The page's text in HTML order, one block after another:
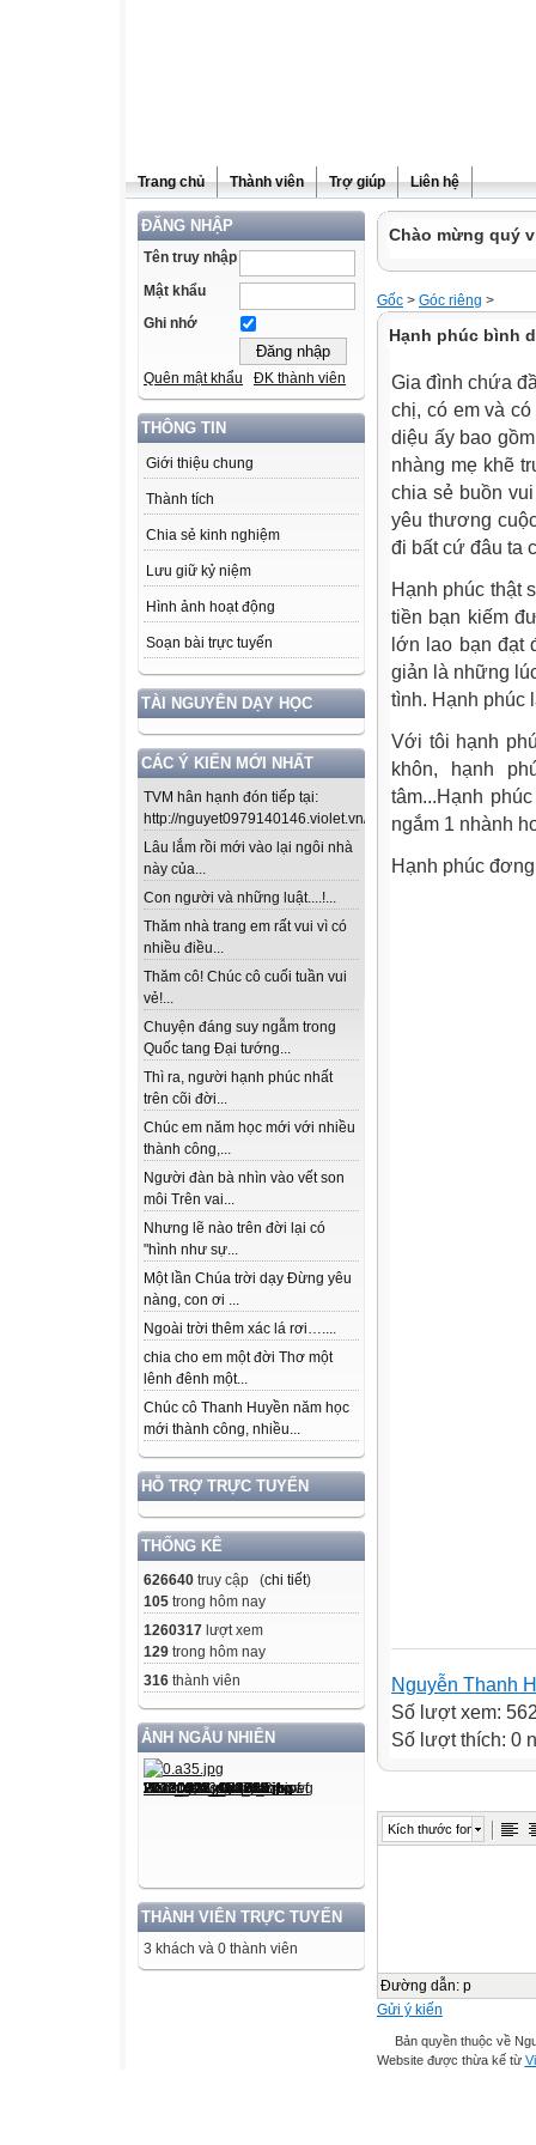
Trang chủ Thành viên Trợ giúp Liên hệ
ĐĂNG NHẬP
Tên truy nhập
Mật khẩu
Ghi nhớ
Quên mật khẩu ĐK thành viên
THÔNG TIN
Giới thiệu chung
Thành tích
Chia sẻ kinh nghiệm
Lưu giữ kỷ niệm
Hình ảnh hoạt động
Soạn bài trực tuyến
TÀI NGUYÊN DẠY HỌC
CÁC Ý KIẾN MỚI NHẤT
TVM hân hạnh đón tiếp tại:
http://nguyet0979140146.violet.vn/...
Lâu lắm rồi mới vào lại ngôi nhà
này của...
Con người và những luật....!...
Thăm nhà trang em rất vui vì có
nhiều điều...
Thăm cô! Chúc cô cuối tuần vui
vẻ!...
Chuyện đáng suy ngẫm trong
Quốc tang Đại tướng...
Thì ra, người hạnh phúc nhất
trên cõi đời...
Chúc em năm học mới với nhiều
thành công,...
Người đàn bà nhìn vào vết son
môi Trên vai...
Nhưng lẽ nào trên đời lại có
"hình như sự...
Một lần Chúa trời dạy Đừng yêu
nàng, con ơi ...
Ngoài trời thêm xác lá rơi…....
chia cho em một đời Thơ một
lênh đênh một...
Chúc cô Thanh Huyền năm học
mới thành công, nhiều...
HỖ TRỢ TRỰC TUYẾN
THỐNG KÊ
626640 truy cập (chi tiết)
105 trong hôm nay
1260317 lượt xem
129 trong hôm nay
316 thành viên
ẢNH NGẪU NHIÊN
THÀNH VIÊN TRỰC TUYẾN
3 khách và 0 thành viên
Chào mừng quý
Gốc > Góc riêng >
Hạnh phúc bình
Gia đình chứa
chị, có em và
diệu ấy bao
nhàng mẹ khẽ
chia sẻ buồn
yêu thương
đi bất cứ đâu ta
Hạnh phúc thật
tiền bạn kiếm
lớn lao bạn đạt
giản là những
tình. Hạnh phúc
Với tôi hạnh
khôn, hạnh
tâm...Hạnh
ngắm 1 nhành
Hạnh phúc
Nguyễn Thanh
Số lượt xem:
Số lượt thích: 0
Kích thước font
Đường dẫn: p
Gửi ý kiến
Bản quyền thuộc về
Website được thừa kế từ